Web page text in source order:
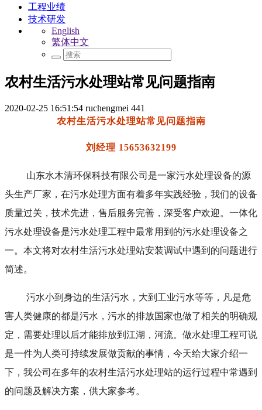
工程业绩
技术研发
English
繁体中文
农村生活污水处理站常见问题指南
2020-02-25 16:51:54 ruchengmei 441
农村生活污水处理站常见问题指南
刘经理 15653632199
山东水木清环保科技有限公司是一家污水处理设备的源
头生产厂家，在污水处理方面有着多年实践经验，我们的设备
质量过关，技术先进，售后服务完善，深受客户欢迎。一体化
污水处理设备是污水处理工程中最常用到的污水处理设备之
一。本文将对农村生活污水处理站安装调试中遇到的问题进行
简述。
污水小到身边的生活污水，大到工业污水等等，凡是危
害人类健康的都是污水，污水的排放国家也做了相关的明确规
定，需要处理以后才能排放到江湖，河流。做水处理工程可说
是一件为人类可持续发展做贡献的事情，今天给大家介绍一
下， 我公司在多年的农村生活污水处理站的运行过程中常遇到
的问题及解决方案，供大家参考。